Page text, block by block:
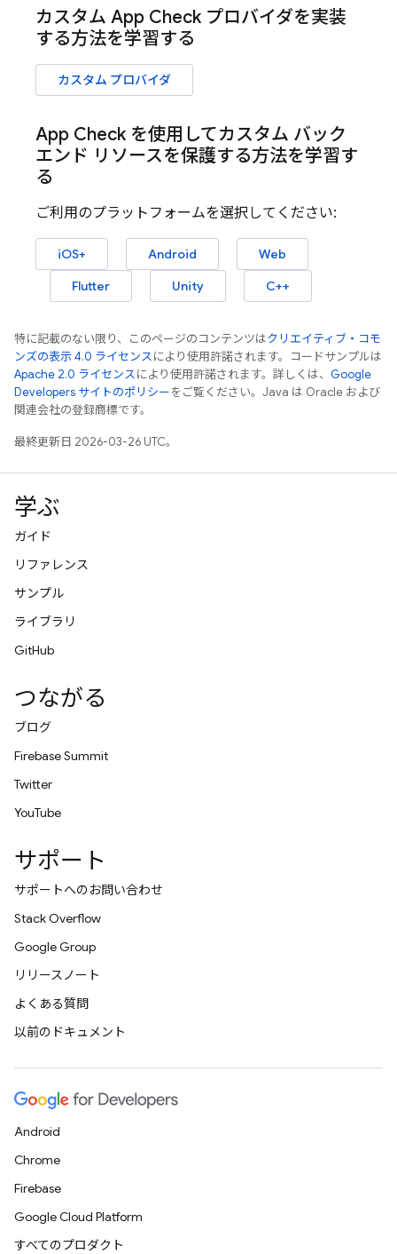
カスタム App Check プロバイダを実装
する方法を学習する
カスタム プロバイダ
App Check を使用してカスタム バック
エンド リソースを保護する方法を学習す
る
ご利用のプラットフォームを選択してください:
iOS+ Android
Web
Flutter
Unity C++
特に記載のない限り、このページのコンテンツはクリエイティブ・コモ
ンズの表示 4.0 ライセンスにより使用許諾されます。コードサンプルは
Apache 2.0 ライセンスにより使用許諾されます。詳しくは、 Google
Developers サイトのポリシーをご覧ください。Java は Oracle および
関連会社の登録商標です。
最終更新日 2026-03-26 UTC。
学ぶ
ガイド
リファレンス
サンプル
ライブラリ
GitHub
つながる
ブログ
Firebase Summit
Twitter
YouTube
サポート
サポートへのお問い合わせ
Stack Overflow
Google Group
リリースノート
よくある質問
以前のドキュメント
Android
Chrome
Firebase
Google Cloud Platform
すべてのプロダクト